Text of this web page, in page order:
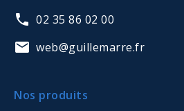
02 35 86 02 00
web@guillemarre.fr
Nos produits